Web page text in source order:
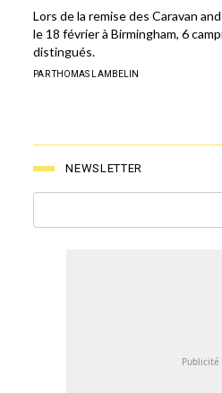
Lors de la remise des Caravan
le 18 février à Birmingham, 6
distingués.
PAR THOMAS LAMBELIN
NEWSLETTER